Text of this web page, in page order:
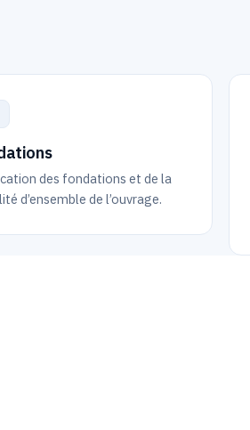
des fondations et de la
d’ensemble de l’ouvrage.